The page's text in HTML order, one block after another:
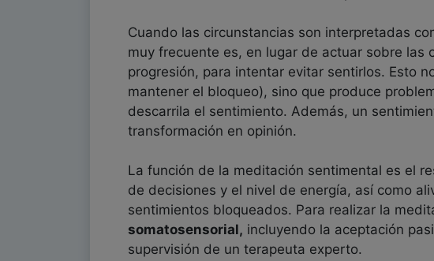
Cuando las circunstancias son interpretadas
muy frecuente es, en lugar de actuar sobre las
progresión, para intentar evitar sentirlos. Esto
mantener el bloqueo), sino que produce
descarrila el sentimiento. Además, un
transformación en opinión.
La función de la meditación sentimental es el
de decisiones y el nivel de energía, así como
sentimientos bloqueados. Para realizar la
somatosensorial, incluyendo la aceptación
supervisión de un terapeuta experto.